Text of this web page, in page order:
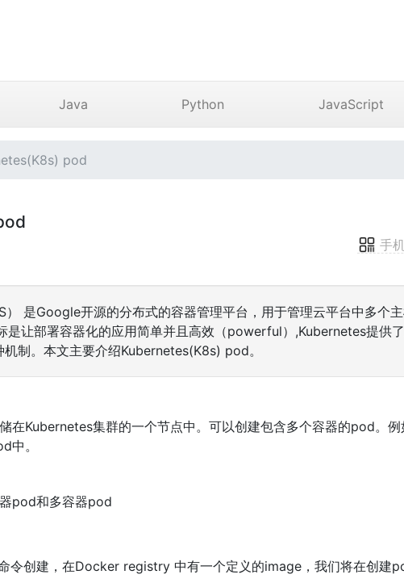
Java Python JavaScript
pod
手
） 是Google开源的分布式的容器管理平台，用于管理云平台中多个
是让部署容器化的应用简单并且高效（powerful）,Kubernetes提供
制。本文主要介绍Kubernetes(K8s) pod。
在Kubernetes集群的一个节点中。可以创建包含多个容器的pod。
中。
pod和多容器pod
令创建，在Docker registry 中有一个定义的image，我们将在创建